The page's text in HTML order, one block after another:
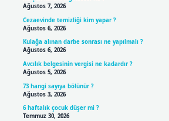
Ağustos 7, 2026
Cezaevinde temizliği kim yapar ?
Ağustos 6, 2026
Kulağa alınan darbe sonrası ne yapılmalı ?
Ağustos 6, 2026
Avcılık belgesinin vergisi ne kadardır ?
Ağustos 5, 2026
73 hangi sayıya bölünür ?
Ağustos 3, 2026
6 haftalık çocuk düşer mi ?
Temmuz 30, 2026